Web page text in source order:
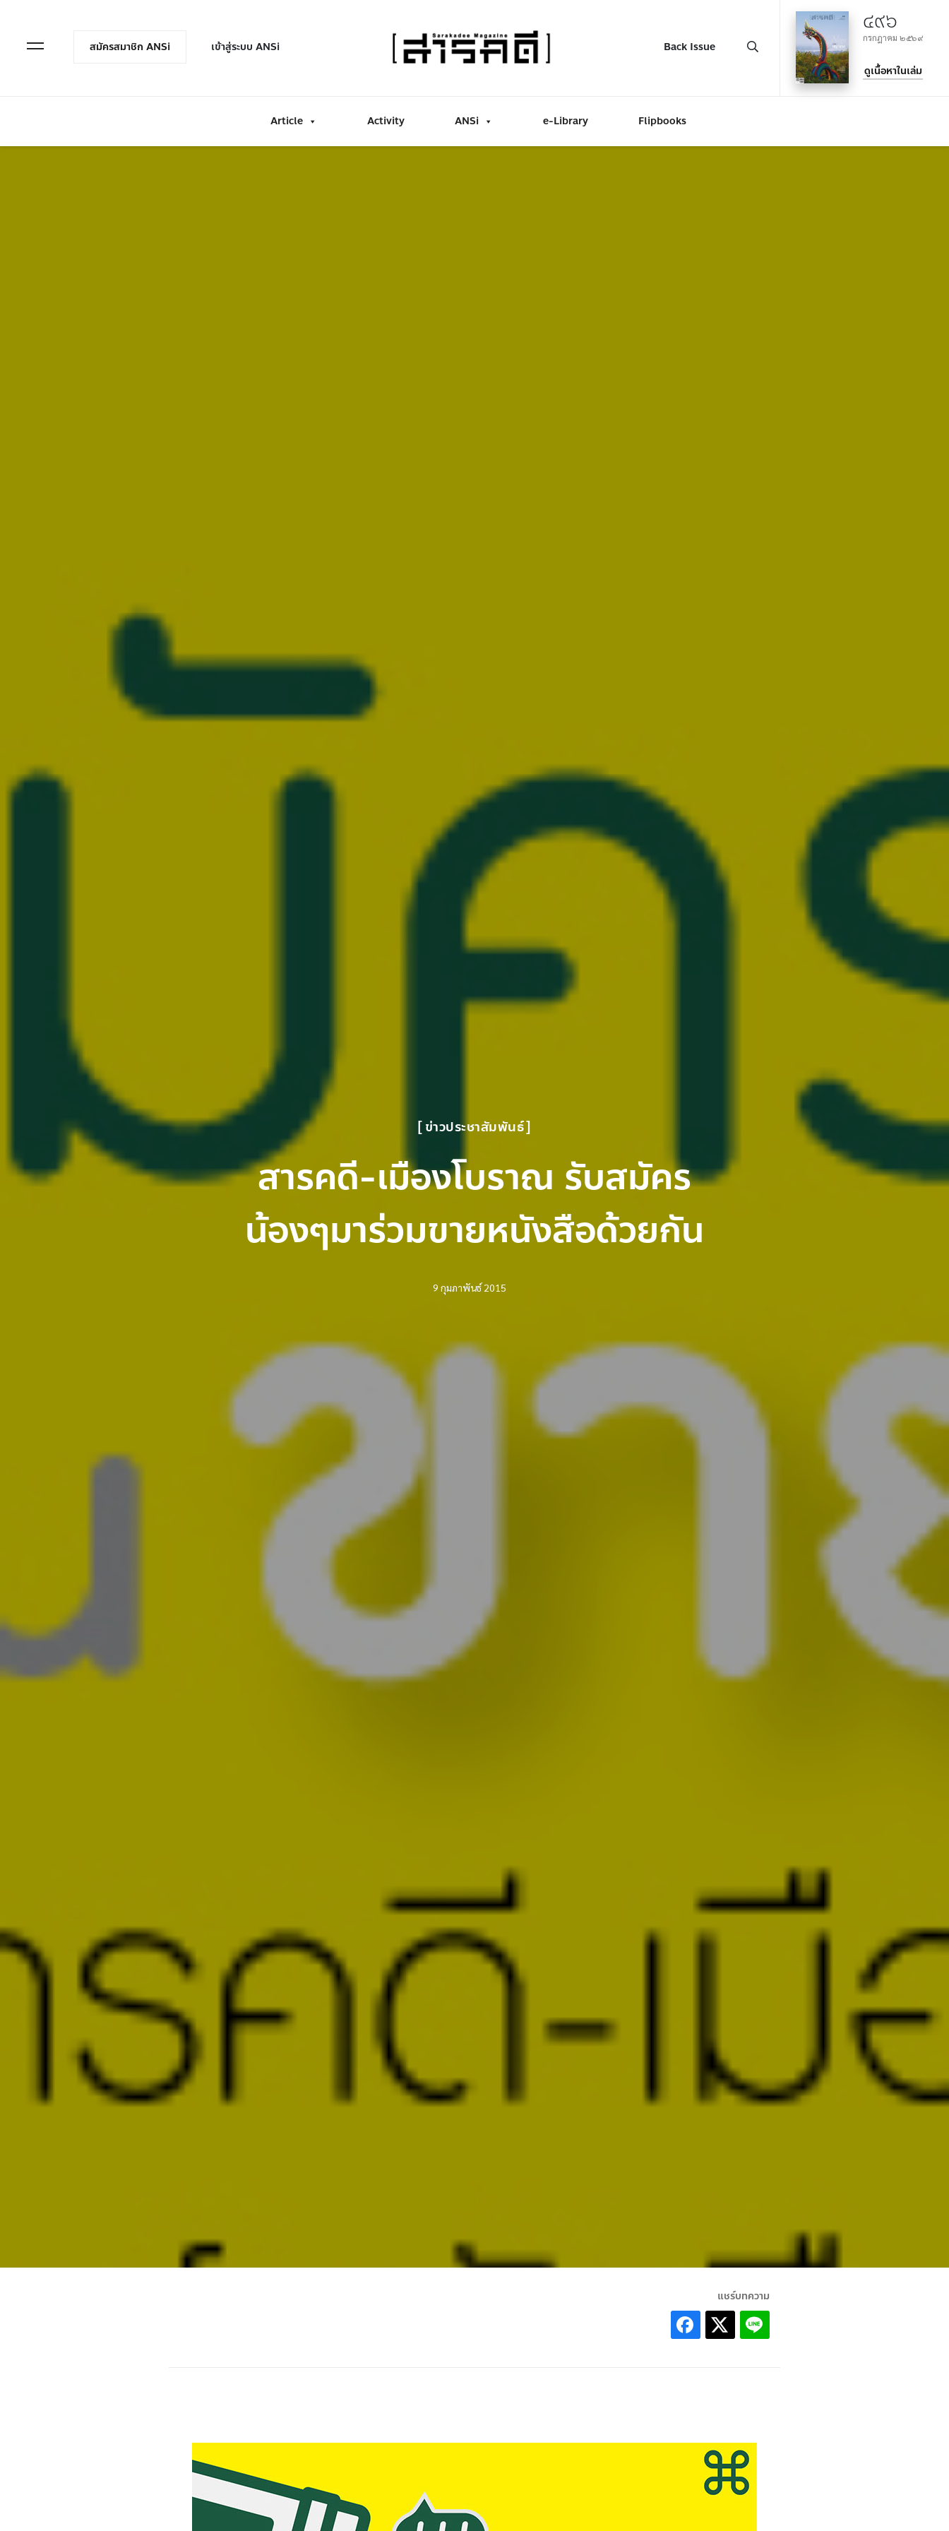
Open Menuสมัครสมาชิก ANSi เข้าสู่ระบบ ANSi Back Issue
๔๙๖
กรกฎาคม ๒๕๖๙
ดูเนื้อหาในเล่ม
Article Activity ANSi e-Library Flipbooks
ข่าวประชาสัมพันธ์
สารคดี-เมืองโบราณ รับสมัคร
น้องๆมาร่วมขายหนังสือด้วยกัน
9 กุมภาพันธ์ 2015
แชร์บทความ